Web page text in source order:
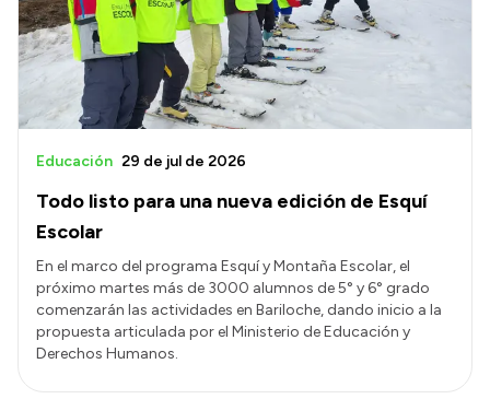
Todo listo para una nueva edición de Esquí
Escolar
Educación 29 de jul de 2026
En el marco del programa Esquí y Montaña Escolar, el
próximo martes más de 3000 alumnos de 5° y 6° grado
comenzarán las actividades en Bariloche, dando inicio a la
propuesta articulada por el Ministerio de Educación y
Derechos Humanos.